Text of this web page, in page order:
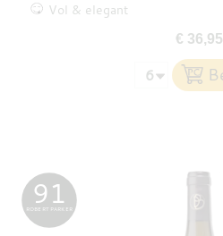
Vol & elegant
€ 36,95
91
ROBERT PARKER